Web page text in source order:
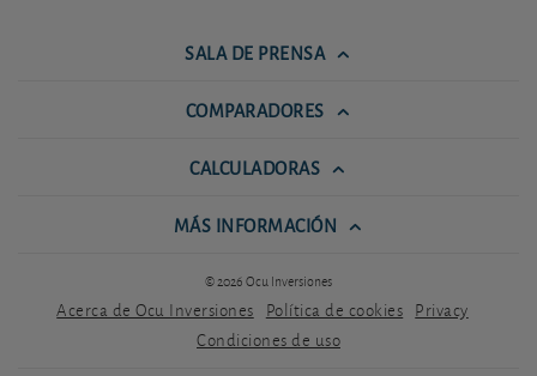
SALA DE PRENSA
COMPARADORES
CALCULADORAS
MÁS INFORMACIÓN
© 2026 Ocu Inversiones
Acerca de Ocu Inversiones Política de cookies Privacy
Condiciones de uso